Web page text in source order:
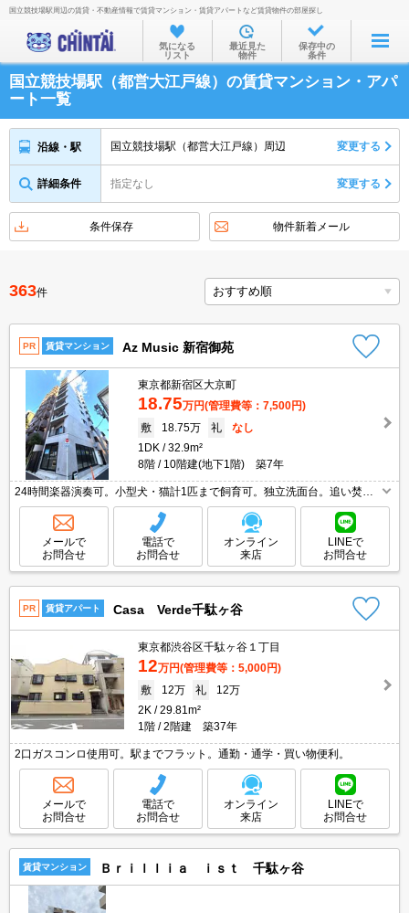
お部屋を探す
沿線・駅から
住所から
家賃相場から
不動産会社から
国立競技場駅周辺の賃貸・不動産情報で賃貸マンション・賃貸アパートなど賃貸物件の部屋探し
気になる
リスト
最近見た
物件
保存中の
条件
国立競技場駅（都営大江戸線）の賃貸マンション・アパ
ート一覧
沿線・駅 国立競技場駅（都営大江戸線）周辺 変更する
詳細条件 指定なし 変更する
条件保存 物件新着メール
363件
PR 賃貸マンション Az Music 新宿御苑
東京都新宿区大京町
18.75万円(管理費等：7,500円)
敷
18.75万 礼
なし
1DK
32.9m²
8階
10階建(地下1階) 築7年
24時間楽器演奏可。小型犬・猫計1匹まで飼育可。独立洗面台。追い焚き
機能付きバス。解約時に清掃費55,000円。保証会社加入要(初回保証料賃
料の50%、月次保証料1%)。貸主費用負担で鍵交換あり。
メールで
お問合せ
電話で
お問合せ
オンライン
来店
LINEで
お問合せ
PR 賃貸アパート Casa Verde千駄ヶ谷
東京都渋谷区千駄ヶ谷１丁目
12万円(管理費等：5,000円)
敷
12万 礼
12万
2K
29.81m²
1階
2階建 築37年
2口ガスコンロ使用可。駅までフラット。通勤・通学・買い物便利。
メールで
お問合せ
電話で
お問合せ
オンライン
来店
LINEで
お問合せ
賃貸マンション Ｂｒｉｌｌｉａ ｉｓｔ 千駄ヶ谷